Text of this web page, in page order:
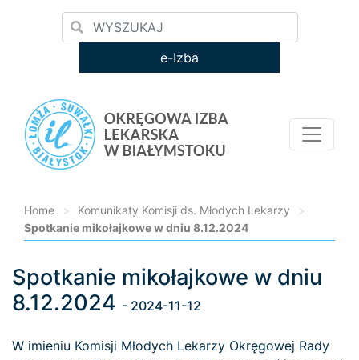
e-Izba
Home > Komunikaty Komisji ds. Młodych Lekarzy
>
Spotkanie mikołajkowe w dniu 8.12.2024
Loading...
Spotkanie mikołajkowe w dniu
8.12.2024 - 2024-11-12
W imieniu Komisji Młodych Lekarzy Okręgowej Rady